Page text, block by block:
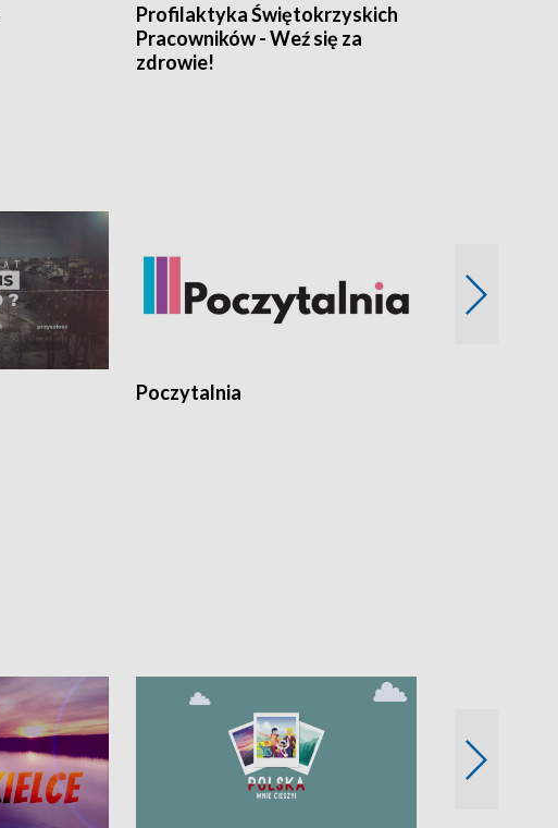
Profilaktyka Świętokrzyskich
Pracowników - Weź się za
zdrowie!
Poczytalnia